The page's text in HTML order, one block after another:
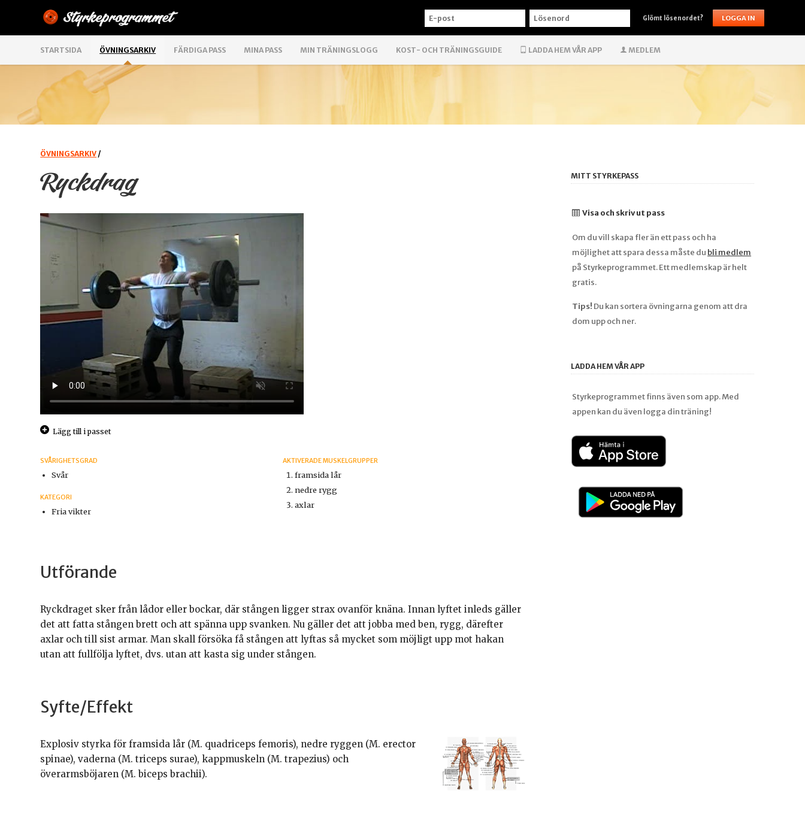
E-
LÖSENORD Glömt lösenordet?
STARTSIDA ÖVNINGSARKIV FÄRDIGA PASS MINA PASS MIN TRÄNINGSLOGG KOST- OCH TRÄNINGSGUIDE LADDA HEM VÅR APP MEDLEM
ÖVNINGSARKIV /
Ryckdrag
Lägg till i passet
SVÅRIGHETSGRAD
Svår
KATEGORI
Fria vikter
AKTIVERADE MUSKELGRUPPER
framsida lår
nedre rygg
axlar
Utförande
Ryckdraget sker från lådor eller bockar, där stången ligger strax ovanför knäna. Innan lyftet inleds gäller
det att fatta stången brett och att spänna upp svanken. Nu gäller det att jobba med ben, rygg, därefter
axlar och till sist armar. Man skall försöka få stången att lyftas så mycket som möjligt upp mot hakan
utan att fullfölja lyftet, dvs. utan att kasta sig under stången.
Syfte/Effekt
Explosiv styrka för framsida lår (M. quadriceps femoris), nedre ryggen (M. erector
spinae), vaderna (M. triceps surae), kappmuskeln (M. trapezius) och
överarmsböjaren (M. biceps brachii).
MITT STYRKEPASS
Visa och skriv ut pass
Om du vill skapa fler än ett pass och ha
möjlighet att spara dessa måste du bli medlem
på Styrkeprogrammet. Ett medlemskap är helt
gratis.
Tips! Du kan sortera övningarna genom att dra
dom upp och ner.
LADDA HEM VÅR APP
Styrkeprogrammet finns även som app. Med
appen kan du även logga din träning!